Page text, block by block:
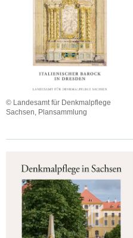
© Landesamt für Denkmalpflege
Sachsen, Plansammlung